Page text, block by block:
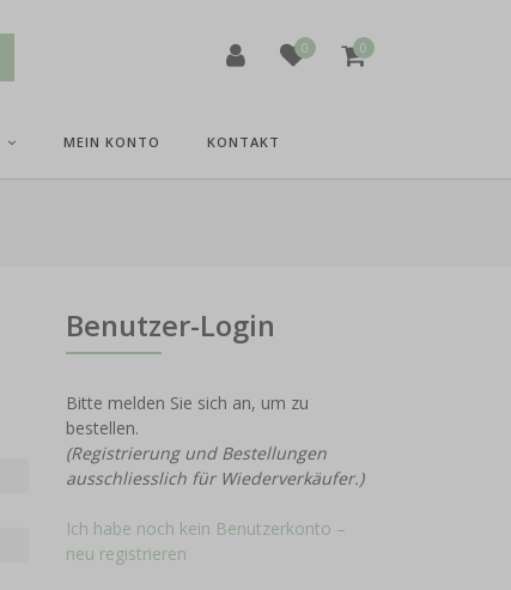
0 0
MEIN KONTO KONTAKT
Benutzer-Login
Bitte melden Sie sich an, um zu
bestellen.
(Registrierung und Bestellungen
ausschliesslich für Wiederverkäufer.)
Ich habe noch kein Benutzerkonto –
neu registrieren